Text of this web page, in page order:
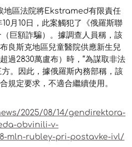
地區法院將Ekstramed有限責任
月10日，此案觸犯了《俄羅斯聯
巨額詐騙）。據調查人員稱，該
良斯克地區兒童醫院供應新生兒
過2830萬盧布）時，“為謀取非法
。因此，據俄羅斯內務部稱，該
規定要求，不適合繼續使用。
2025/08/14/gendirektora-
obvinili-v-
mln-rubley-pri-postavke-ivl/